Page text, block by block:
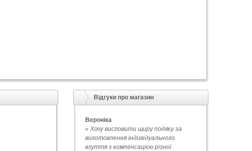
Відгуки про магазин
Вероніка
« Хочу висловити щиру подяку за
виготовлення індивідуального
взуття з компенсацією різної